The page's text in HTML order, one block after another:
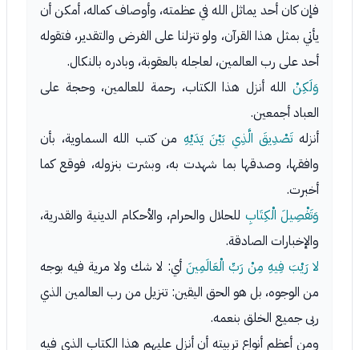
فإن كان أحد يماثل الله في عظمته، وأوصاف كماله، أمكن أن
يأتي بمثل هذا القرآن، ولو تنزلنا على الفرض والتقدير، فتقوله
أحد على رب العالمين، لعاجله بالعقوبة، وبادره بالنكال.
وَلَكِنْ الله أنزل هذا الكتاب، رحمة للعالمين، وحجة على
العباد أجمعين.
أنزلهتَصْدِيقَ الَّذِي بَيْنَ يَدَيْهِ من كتب الله السماوية، بأن
وافقها، وصدقها بما شهدت به، وبشرت بنزوله، فوقع كما
أخبرت.
وَتَفْصِيلَ الْكِتَابِ للحلال والحرام، والأحكام الدينية والقدرية،
والإخبارات الصادقة.
لا رَيْبَ فِيهِ مِنْ رَبِّ الْعَالَمِينَ أي: لا شك ولا مرية فيه بوجه
من الوجوه، بل هو الحق اليقين: تنزيل من رب العالمين الذي
ربى جميع الخلق بنعمه.
ومن أعظم أنواع تربيته أن أنزل عليهم هذا الكتاب الذي فيه